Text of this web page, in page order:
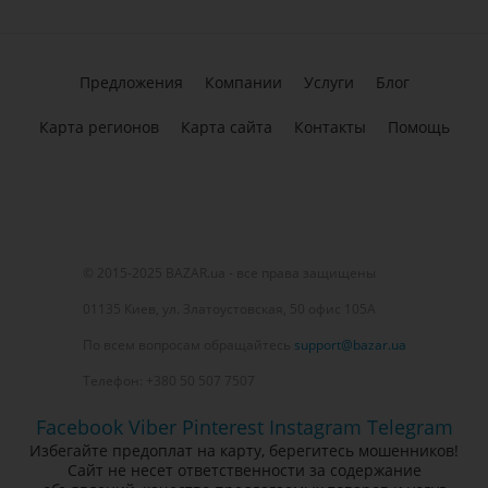
support@bazar.ua
Предложения Компании Услуги Блог
Карта регионов Карта сайта Контакты Помощь
Facebook Viber Pinterest Instagram Telegram
Избегайте предоплат на карту, берегитесь мошенников!
Сайт не несет ответственности за содержание